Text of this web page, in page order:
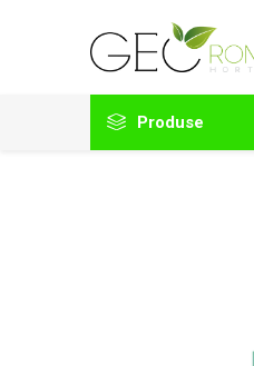
Produse
Plastika Kritis